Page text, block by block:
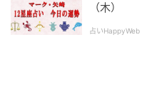
（木）
占いHappyWeb